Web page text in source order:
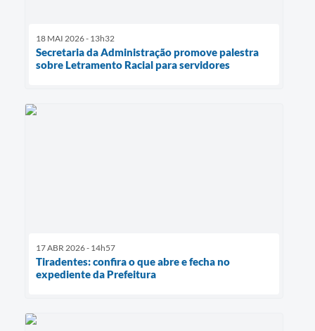
18 MAI 2026 - 13h32
Secretaria da Administração promove palestra
sobre Letramento Racial para servidores
17 ABR 2026 - 14h57
Tiradentes: confira o que abre e fecha no
expediente da Prefeitura